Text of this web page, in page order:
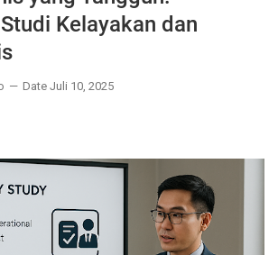
Kelayakan dan
Date Juli 10, 2025